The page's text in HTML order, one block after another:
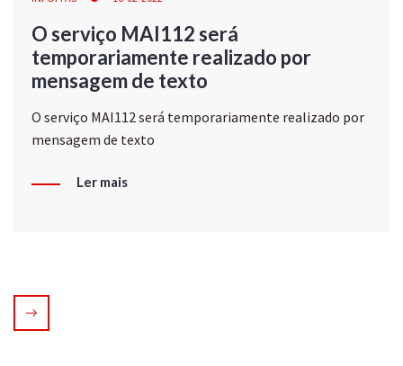
O serviço MAI112 será
temporariamente realizado por
mensagem de texto
O serviço MAI112 será temporariamente realizado por
mensagem de texto
Ler mais